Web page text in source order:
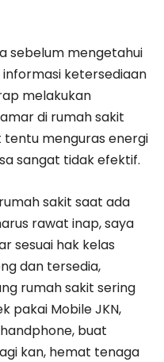
sebelum mengetahui
ketersediaan
melakukan
di rumah sakit
menguras energi
sangat tidak efektif.
sakit saat ada
rawat inap, saya
sesuai hak kelas
dan tersedia,
rumah sakit sering
pakai Mobile JKN,
buat
kan, hemat tenaga